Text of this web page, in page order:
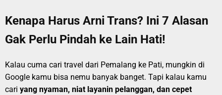
Kenapa Harus Arni Trans? Ini 7 Alasan
Gak Perlu Pindah ke Lain Hati!
Kalau cuma cari travel dari Pemalang ke Pati, mungkin di
Google kamu bisa nemu banyak banget. Tapi kalau kamu
cari yang nyaman, niat layanin pelanggan, dan cepet